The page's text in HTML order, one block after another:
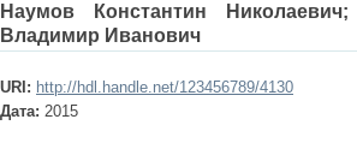
Наумов Константин Николаевич;
Владимир Иванович
URI: http://hdl.handle.net/123456789/4130
Дата: 2015